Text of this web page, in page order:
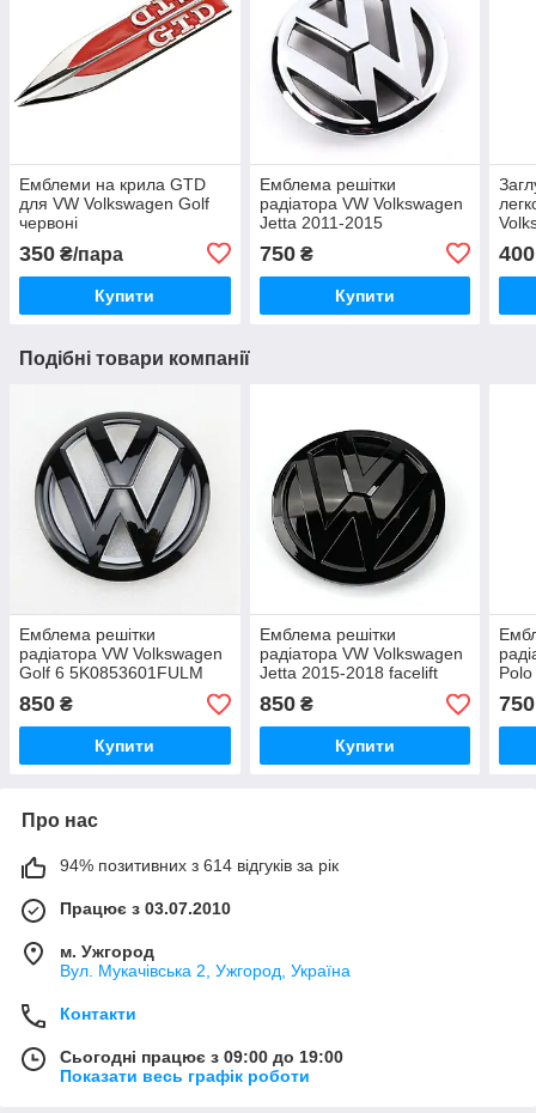
Емблеми на крила GTD
для VW Volkswagen Golf
червоні
350 ₴/пара
Купити
Емблема решітки
радіатора VW Volkswagen
Jetta 2011-2015
750₴
Купити
400
Подібні товари компанії
Емблема решітки
радіатора VW Volkswagen
Golf 6 5K0853601FULM
5k0853601c чорно-біла
850 ₴
Купити
Емблема решітки
радіатора VW Volkswagen
Jetta 2015-2018 facelift
3GD853601B чорний
глянець
850₴
Купити
750
Про нас
94% позитивних з 614 відгуків за рік
Працює з 03.07.2010
м. Ужгород
Вул. Мукачівська 2, Ужгород, Україна
Контакти
Сьогодні працює з 09:00 до 19:00
Показати весь графік роботи